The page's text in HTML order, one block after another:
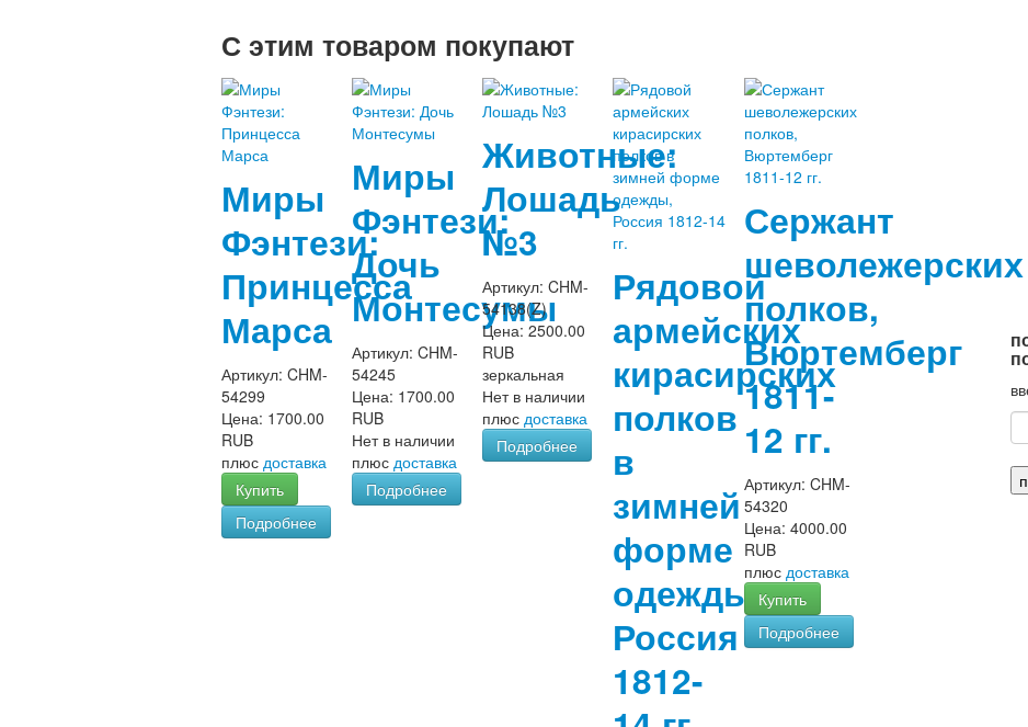
С этим товаром покупают
Миры
Фэнтези:
Принцесса
Марса
Артикул: CHM-
54299
Цена: 1700.00
RUB
плюс доставка
Купить
Подробнее
Миры
Фэнтези:
Дочь
Монтесумы
Артикул:CHM-
54245
Цена: 1700.00
RUB
Нет в наличии
плюсдоставка
Подробнее
Животные:
Лошадь
№3
Артикул:CHM-
54138(Z)
Цена:2500.00
RUB
зеркальная
Нет в наличии
плюсдоставка
Подробнее
Рядовой
армейских
кирасирских
полков
в
зимней
форме
одежды,
Россия
1812-
Сержант
шеволежерских
полков,
Вюртемберг
1811-
12 гг.
Артикул: CHM-
54320
Цена: 4000.00
RUB
плюс доставка
Купить
Подробнее